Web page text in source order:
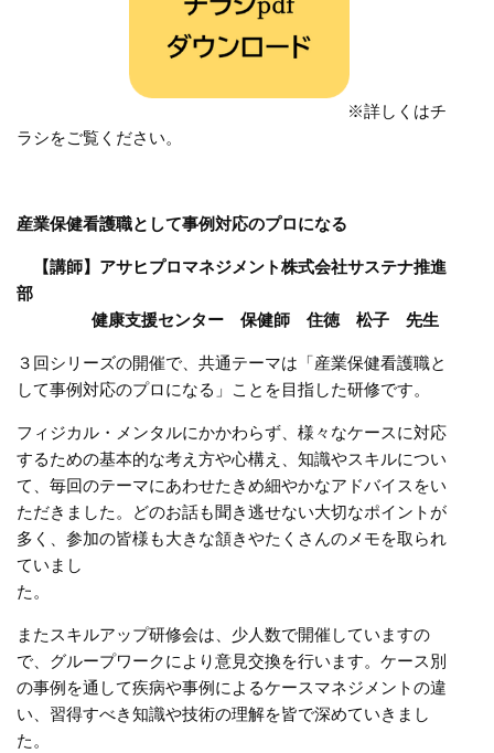
※詳しくはチ
ラシをご覧ください。
産業保健看護職として事例対応のプロになる
【講師】アサヒプロマネジメント株式会社サステナ推進
部
健康支援センター 保健師 住徳 松子 先生
３回シリーズの開催で、共通テーマは「産業保健看護職と
して事例対応のプロになる」ことを目指した研修です。
フィジカル・メンタルにかかわらず、様々なケースに対応
するための基本的な考え方や心構え、知識やスキルについ
て、毎回のテーマにあわせたきめ細やかなアドバイスをい
ただきました。どのお話も聞き逃せない大切なポイントが
多く、参加の皆様も大きな頷きやたくさんのメモを取られ
ていまし
た
またスキルアップ研修会は、少人数で開催していますの
で、グループワークにより意見交換を行います。ケース別
の事例を通して疾病や事例によるケースマネジメントの違
い、習得すべき知識や技術の理解を皆で深めていきまし
た。